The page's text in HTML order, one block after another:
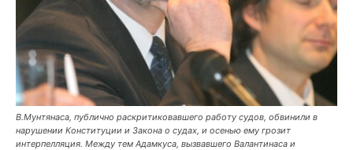
В.Мунтянаса, публично раскритиковавшего работу судов, обвинили в
нарушении Конституции и Закона о судах, и осенью ему грозит
интерпелляция. Между тем Адамкуса, вызвавшего Валантинаса и